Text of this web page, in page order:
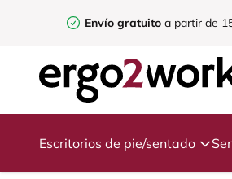
Envío gratuito a partir de
Escritorios de pie/sentado